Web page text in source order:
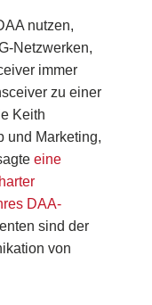
nutzen,
Netzwerken,
immer
zu einer
Keith
und Marketing,
eine
DAA-
sind der
von